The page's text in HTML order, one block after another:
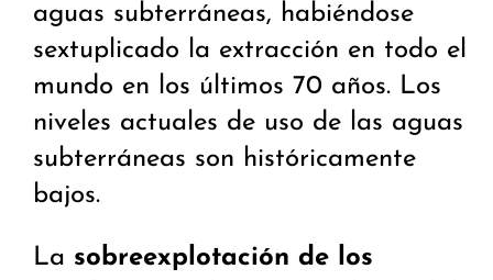
aguas subterráneas, habiéndose
sextuplicado la extracción en todo el
mundo en los últimos 70 años. Los
niveles actuales de uso de las aguas
subterráneas son históricamente
bajos.
La sobreexplotación de los